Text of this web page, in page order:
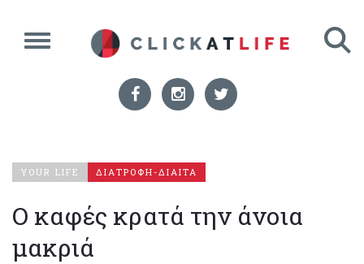
YOUR LIFE ΔΙΑΤΡΟΦΗ-ΔΙΑΙΤΑ
Ο καφές κρατά την άνοια
μακριά